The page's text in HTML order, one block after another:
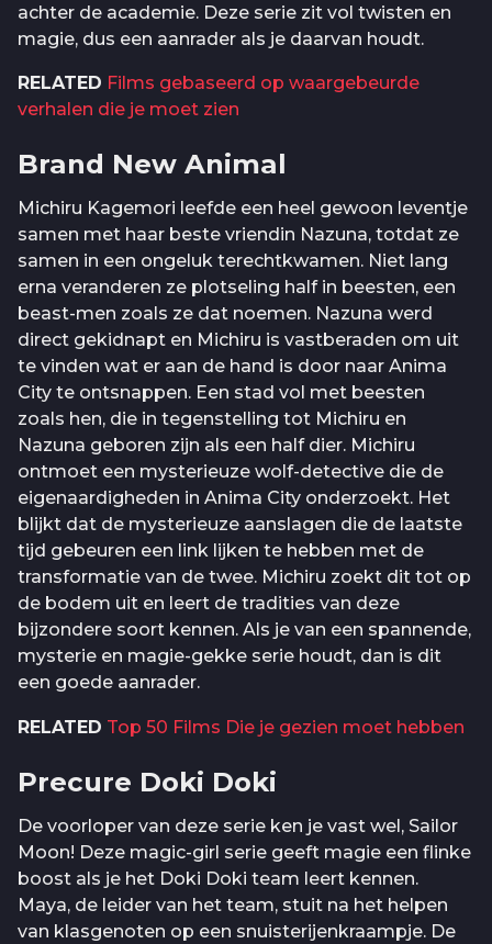
achter de academie. Deze serie zit vol twisten en
magie, dus een aanrader als je daarvan houdt.
RELATED Films gebaseerd op waargebeurde
verhalen die je moet zien
Brand New Animal
Michiru Kagemori leefde een heel gewoon leventje
samen met haar beste vriendin Nazuna, totdat ze
samen in een ongeluk terechtkwamen. Niet lang
erna veranderen ze plotseling half in beesten, een
beast-men zoals ze dat noemen. Nazuna werd
direct gekidnapt en Michiru is vastberaden om uit
te vinden wat er aan de hand is door naar Anima
City te ontsnappen. Een stad vol met beesten
zoals hen, die in tegenstelling tot Michiru en
Nazuna geboren zijn als een half dier. Michiru
ontmoet een mysterieuze wolf-detective die de
eigenaardigheden in Anima City onderzoekt. Het
blijkt dat de mysterieuze aanslagen die de laatste
tijd gebeuren een link lijken te hebben met de
transformatie van de twee. Michiru zoekt dit tot op
de bodem uit en leert de tradities van deze
bijzondere soort kennen. Als je van een spannende,
mysterie en magie-gekke serie houdt, dan is dit
een goede aanrader.
RELATED Top 50 Films Die je gezien moet hebben
Precure Doki Doki
De voorloper van deze serie ken je vast wel, Sailor
Moon! Deze magic-girl serie geeft magie een flinke
boost als je het Doki Doki team leert kennen.
Maya, de leider van het team, stuit na het helpen
van klasgenoten op een snuisterijenkraampje. De